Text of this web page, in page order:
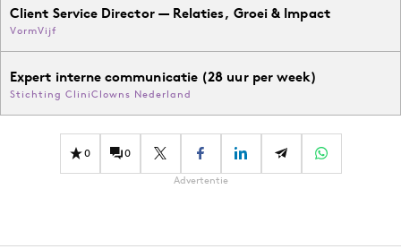
Client Service Director — Relaties, Groei & Impact
VormVijf
Expert interne communicatie (28 uur per week)
Stichting CliniClowns Nederland
0 0
Advertentie